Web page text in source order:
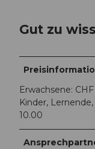
Gut zu
Erwachsene:
Kinder,
10.00